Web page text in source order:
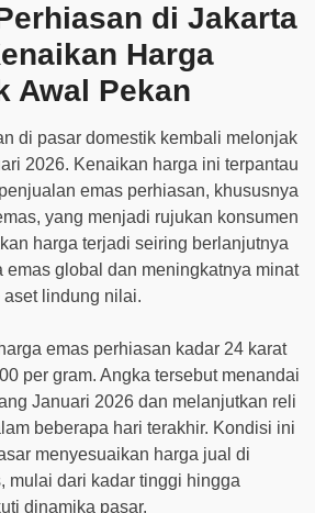
di Jakarta
Harga
Awal Pekan
di pasar domestik kembali melonjak
2026. Kenaikan harga ini terpantau
emas perhiasan, khususnya
yang menjadi rujukan konsumen
harga terjadi seiring berlanjutnya
emas global dan meningkatnya minat
lindung nilai.
emas perhiasan kadar 24 karat
per gram. Angka tersebut menandai
Januari 2026 dan melanjutkan reli
beberapa hari terakhir. Kondisi ini
menyesuaikan harga jual di
mulai dari kadar tinggi hingga
dinamika pasar.